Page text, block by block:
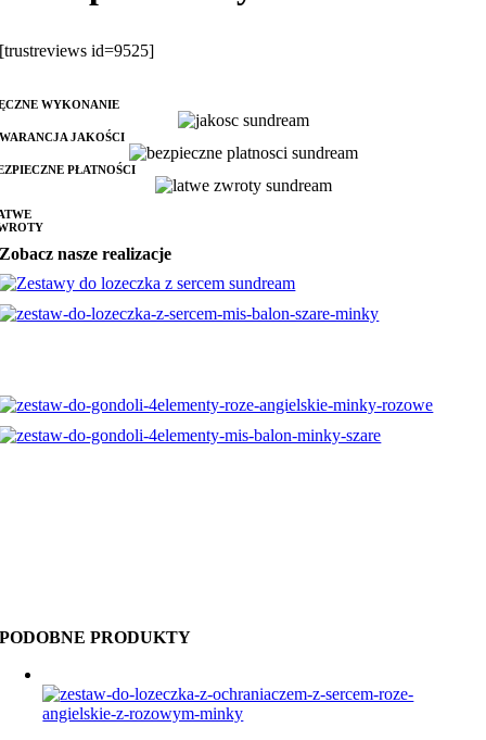
[trustreviews id=9525]
WYKONANIE
JAKOŚCI
PŁATNOŚCI
Zobacz nasze realizacje
PODOBNE PRODUKTY